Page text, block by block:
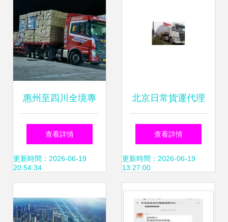
保障的貨物運輸代
理服務
惠州至四川全境專
線 南部物流直達，
普通貨物運輸代理
查看詳情
更新時間：2026-06-19
20:54:34
北京日常貨運代理
服務價格解析與普
通道路貨物運輸代
理選擇指南
查看詳情
更新時間：2026-06-19
13:27:00